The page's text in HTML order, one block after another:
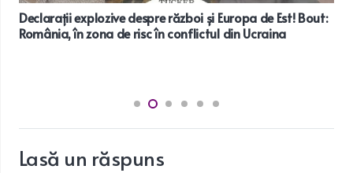
Declarații explozive despre război și Europa de Est! Bout:
România, în zona de risc în conflictul din Ucraina
Lasă un răspuns